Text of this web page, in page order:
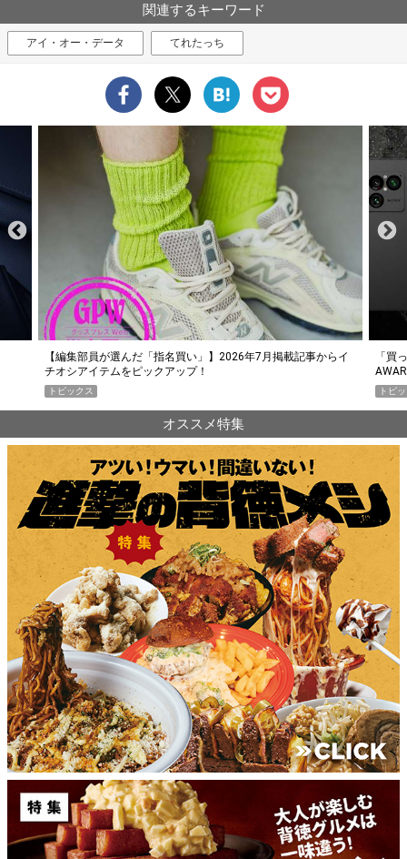
関連するキーワード
アイ・オー・データ てれたっち
「買って損なし」の極上スマホ5選【GoodsPress 2026上半期
AWARD】
トピックス
薄着
PR
オススメ特集